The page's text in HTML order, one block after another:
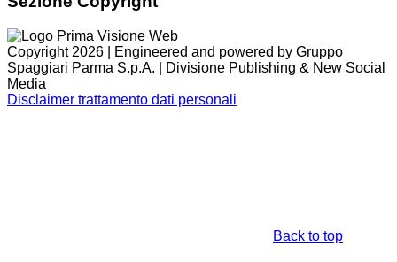
Copyright 2026 | Engineered and powered by Gruppo
Spaggiari Parma S.p.A. | Divisione Publishing & New Social
Media
Disclaimer trattamento dati personali
Back to top